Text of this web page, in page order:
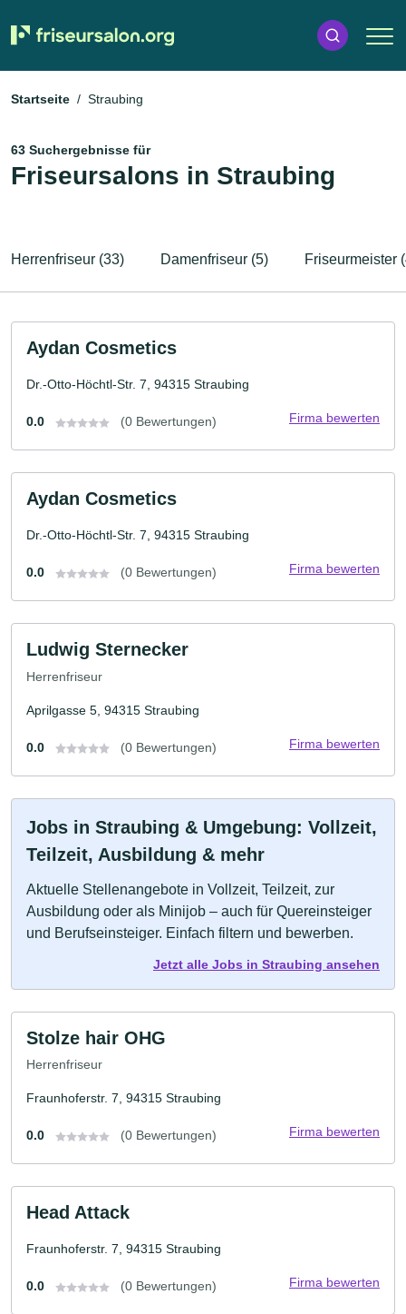
Startseite Straubing
63 Suchergebnisse für
Friseursalons in Straubing
Herrenfriseur (33) Damenfriseur (5) Friseurmeister
Aydan Cosmetics
Dr.-Otto-Höchtl-Str. 7, 94315 Straubing
0.0 (0 Bewertungen) Firma bewerten
Aydan Cosmetics
Dr.-Otto-Höchtl-Str. 7, 94315 Straubing
0.0 (0 Bewertungen) Firma bewerten
Ludwig Sternecker
Herrenfriseur
Aprilgasse 5, 94315 Straubing
0.0 (0 Bewertungen) Firma bewerten
Jobs in Straubing & Umgebung: Vollzeit,
Teilzeit, Ausbildung & mehr
Aktuelle Stellenangebote in Vollzeit, Teilzeit, zur
Ausbildung oder als Minijob – auch für Quereinsteiger
und Berufseinsteiger. Einfach filtern und bewerben.
Jetzt alle Jobs in Straubing ansehen
Stolze hair OHG
Herrenfriseur
Fraunhoferstr. 7, 94315 Straubing
0.0 (0 Bewertungen) Firma bewerten
Head Attack
Fraunhoferstr. 7, 94315 Straubing
0.0 (0 Bewertungen) Firma bewerten